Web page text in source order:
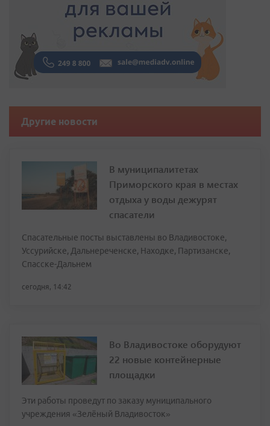
Другие новости
В муниципалитетах
Приморского края в местах
отдыха у воды дежурят
спасатели
Спасательные посты выставлены во Владивостоке,
Уссурийске, Дальнереченске, Находке, Партизанске,
Спасске-Дальнем
сегодня, 14:42
Во Владивостоке оборудуют
22 новые контейнерные
площадки
Эти работы проведут по заказу муниципального
учреждения «Зелёный Владивосток»